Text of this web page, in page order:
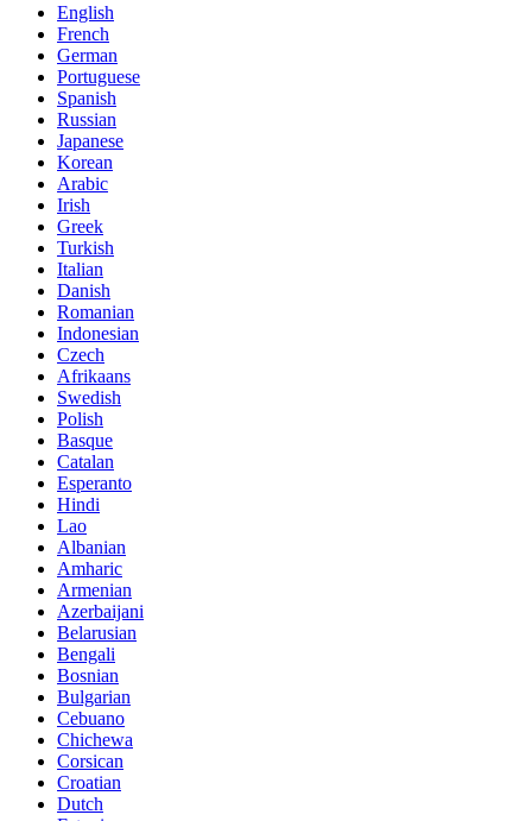
English
French
German
Portuguese
Spanish
Russian
Japanese
Korean
Arabic
Irish
Greek
Turkish
Italian
Danish
Romanian
Indonesian
Czech
Afrikaans
Swedish
Polish
Basque
Catalan
Esperanto
Hindi
Lao
Albanian
Amharic
Armenian
Azerbaijani
Belarusian
Bengali
Bosnian
Bulgarian
Cebuano
Chichewa
Corsican
Croatian
Dutch